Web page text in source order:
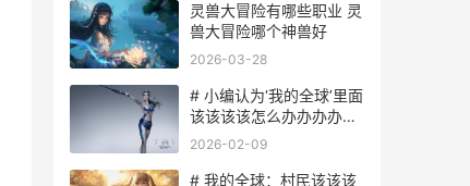
灵兽大冒险有哪些职业 灵
兽大冒险哪个神兽好
2026-03-28
# 小编认为‘我的全球’里面
该该该该怎么办办办办有
效使用传送队友指令
2026-02-09
# 我的全球：村民该该该